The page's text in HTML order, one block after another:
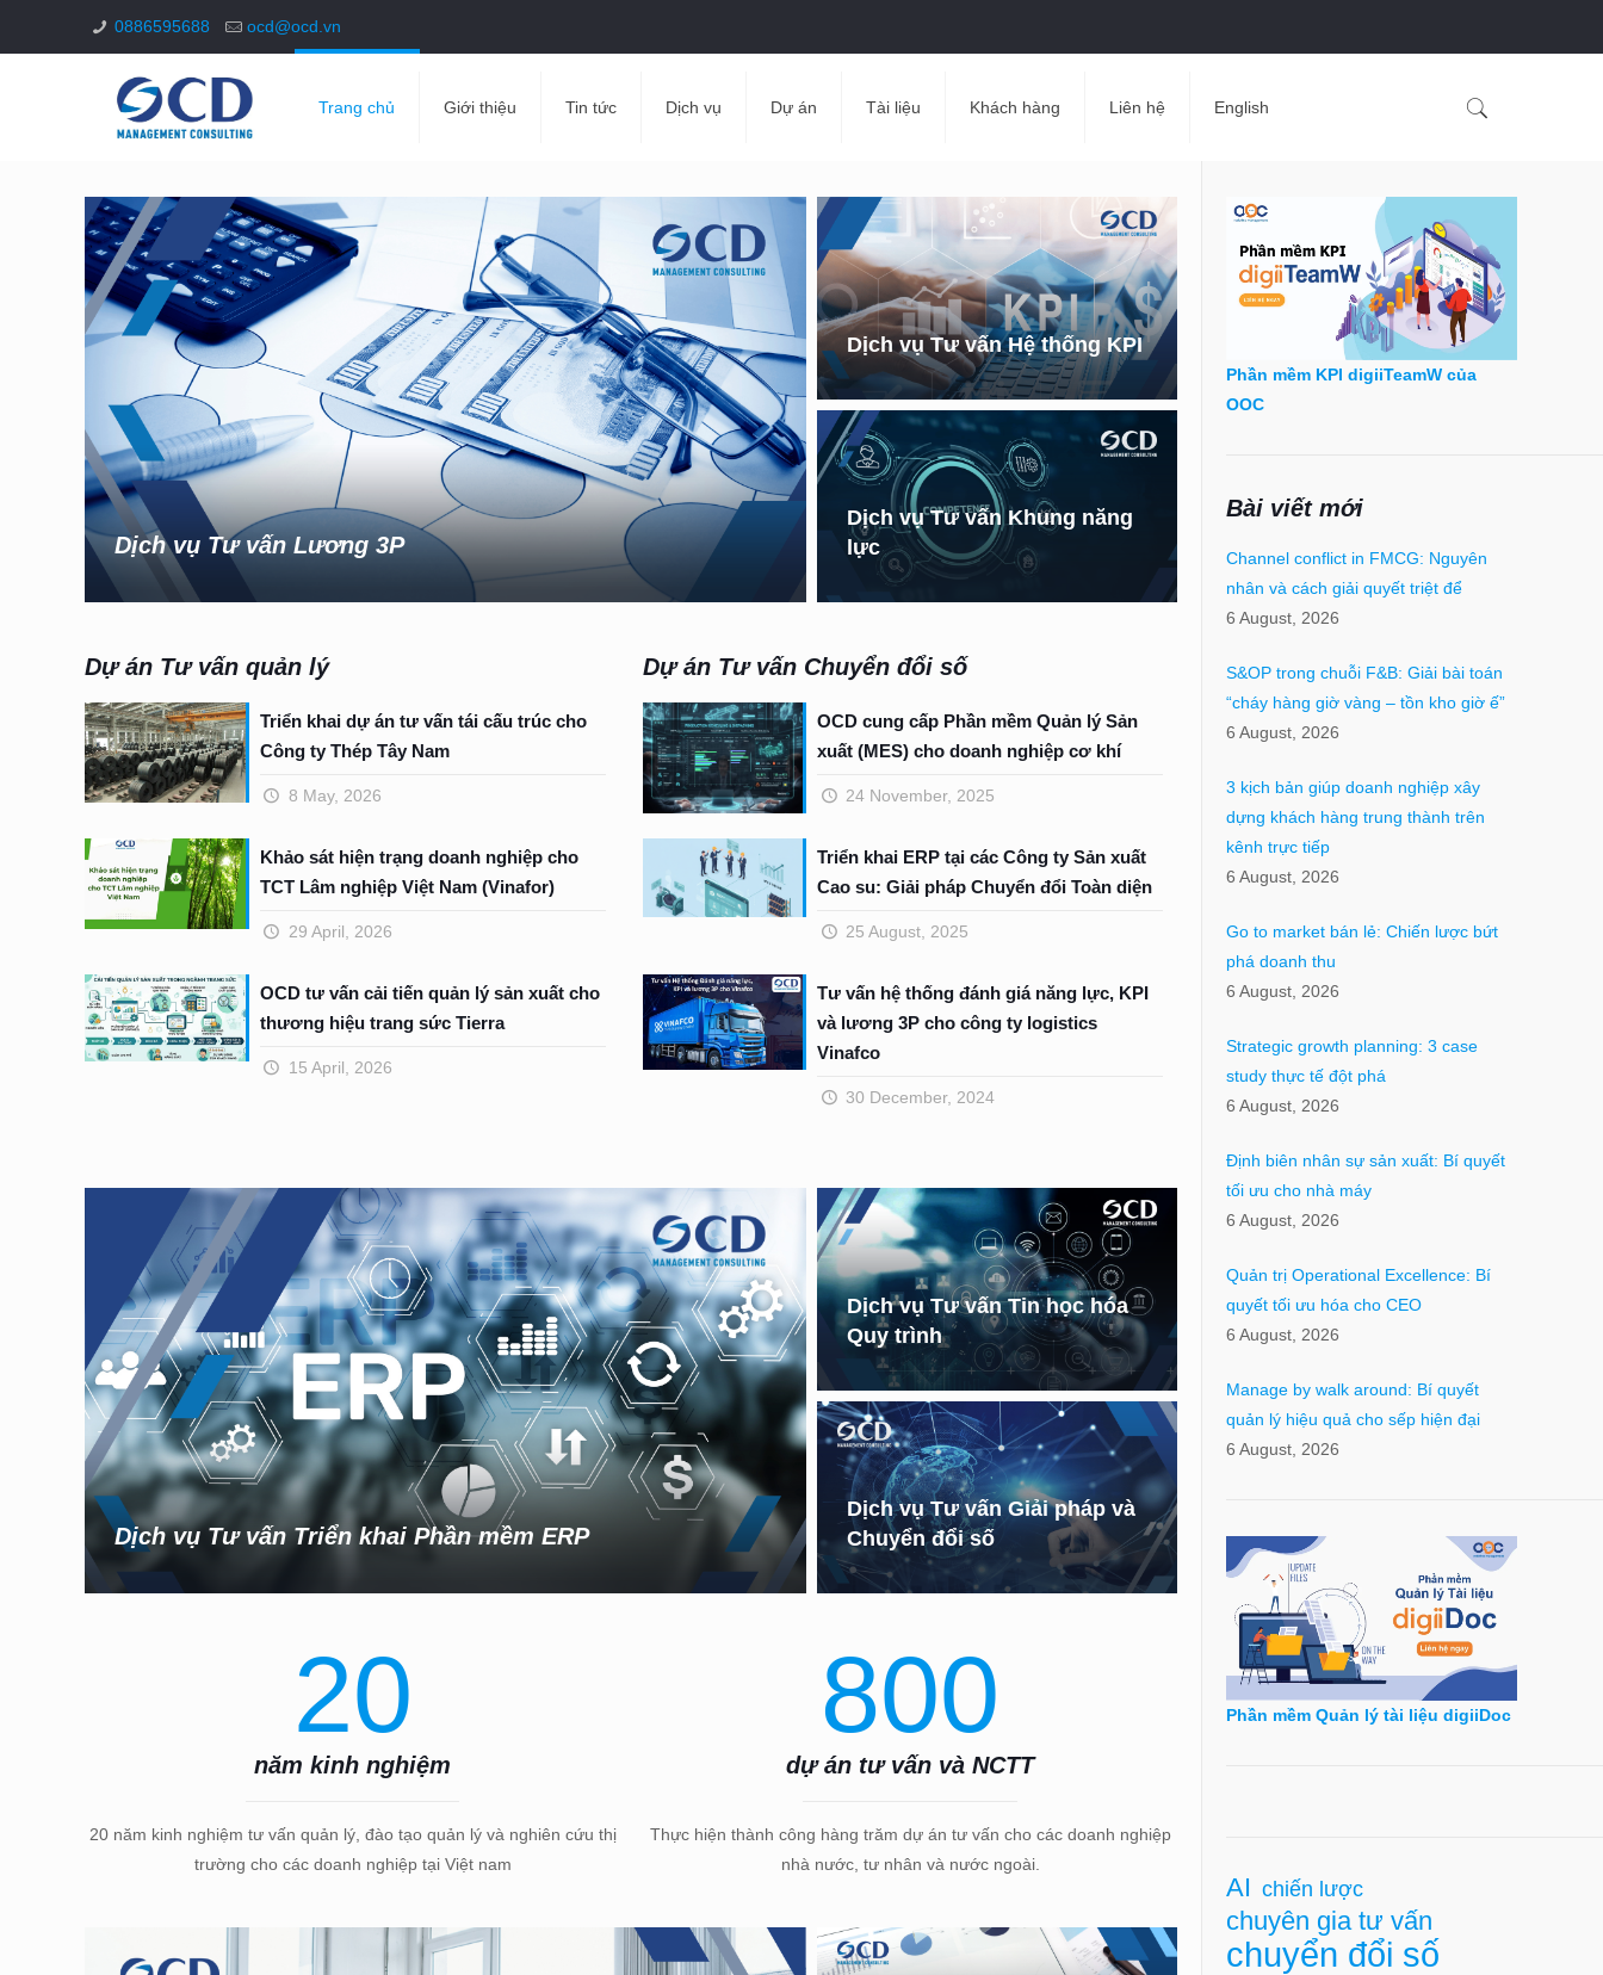
0886595688 ocd@ocd.vn
Trang chủ Giới thiệu Tin tức Dịch vụ Dự án Tài liệu Khách hàng Liên hệ English
Dịch vụ Tư vấn Lương 3P
Dịch vụ Tư vấn Hệ thống KPI
Dịch vụ Tư vấn Khung năng
lực
Dự án Tư vấn quản lý
Triển khai dự án tư vấn tái cấu trúc cho
Công ty Thép Tây Nam
8 May, 2026
Khảo sát hiện trạng doanh nghiệp cho
TCT Lâm nghiệp Việt Nam (Vinafor)
29 April, 2026
OCD tư vấn cải tiến quản lý sản xuất cho
thương hiệu trang sức Tierra
15 April, 2026
Dự án Tư vấn Chuyển đổi số
OCD cung cấp Phần mềm Quản lý Sản
xuất (MES) cho doanh nghiệp cơ khí
24 November, 2025
Triển khai ERP tại các Công ty Sản xuất
Cao su: Giải pháp Chuyển đổi Toàn diện
25 August, 2025
Tư vấn hệ thống đánh giá năng lực, KPI
và lương 3P cho công ty logistics
Vinafco
30 December, 2024
Dịch vụ Tư vấn Triển khai Phần mềm ERP
Dịch vụ Tư vấn Tin học hóa
Quy trình
Dịch vụ Tư vấn Giải pháp và
Chuyển đổi số
20
năm kinh nghiệm
20 năm kinh nghiệm tư vấn quản lý, đào tạo quản lý và nghiên cứu thị
trường cho các doanh nghiệp tại Việt nam
800
dự án tư vấn và NCTT
Thực hiện thành công hàng trăm dự án tư vấn cho các doanh nghiệp
nhà nước, tư nhân và nước ngoài.
Phần mềm KPI digiiTeamW của
OOC
Bài viết mới
Channel conflict in FMCG: Nguyên
nhân và cách giải quyết triệt để
6 August, 2026
S&OP trong chuỗi F&B: Giải bài toán
“cháy hàng giờ vàng – tồn kho giờ ế”
6 August, 2026
3 kịch bản giúp doanh nghiệp xây
dựng khách hàng trung thành trên
kênh trực tiếp
6 August, 2026
Go to market bán lẻ: Chiến lược bứt
phá doanh thu
6 August, 2026
Strategic growth planning: 3 case
study thực tế đột phá
6 August, 2026
Định biên nhân sự sản xuất: Bí quyết
tối ưu cho nhà máy
6 August, 2026
Quản trị Operational Excellence: Bí
quyết tối ưu hóa cho CEO
6 August, 2026
Manage by walk around: Bí quyết
quản lý hiệu quả cho sếp hiện đại
6 August, 2026
Phần mềm Quản lý tài liệu digiiDoc
AI chiến lược
chuyên gia tư vấn
chuyển đổi số